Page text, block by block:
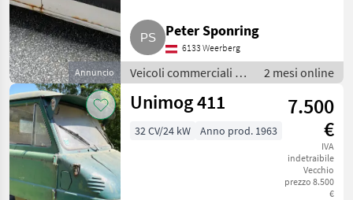
Annuncio
Peter Sponring
6133 Weerberg
Veicoli commerciali /
Camion
2 mesi online
Unimog 411
7.500
€
IVA
indetraibile
Vecchio
prezzo 8.500
€
32 CV/24 kW Anno prod. 1963